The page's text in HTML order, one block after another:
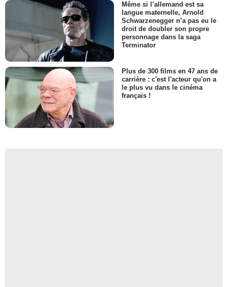
Même si l’allemand est sa
langue maternelle, Arnold
Schwarzenegger n’a pas eu le
droit de doubler son propre
personnage dans la saga
Terminator
Plus de 300 films en 47 ans de
carrière : c'est l'acteur qu'on a
le plus vu dans le cinéma
français !